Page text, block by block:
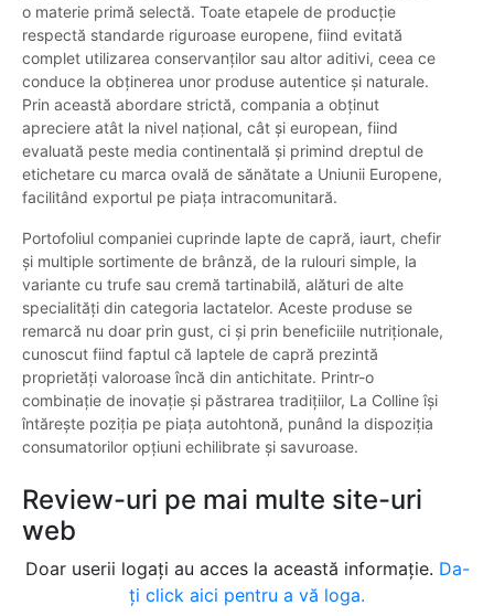
o materie primă selectă. Toate etapele de producție
respectă standarde riguroase europene, fiind evitată
complet utilizarea conservanților sau altor aditivi, ceea ce
conduce la obținerea unor produse autentice și naturale.
Prin această abordare strictă, compania a obținut
apreciere atât la nivel național, cât și european, fiind
evaluată peste media continentală și primind dreptul de
etichetare cu marca ovală de sănătate a Uniunii Europene,
facilitând exportul pe piața intracomunitară.
Portofoliul companiei cuprinde lapte de capră, iaurt, chefir
și multiple sortimente de brânză, de la rulouri simple, la
variante cu trufe sau cremă tartinabilă, alături de alte
specialități din categoria lactatelor. Aceste produse se
remarcă nu doar prin gust, ci și prin beneficiile nutriționale,
cunoscut fiind faptul că laptele de capră prezintă
proprietăți valoroase încă din antichitate. Printr-o
combinație de inovație și păstrarea tradițiilor, La Colline își
întărește poziția pe piața autohtonă, punând la dispoziția
consumatorilor opțiuni echilibrate și savuroase.
Review-uri pe mai multe site-uri
web
Doar userii logați au acces la această informație. Da-
ți click aici pentru a vă loga.